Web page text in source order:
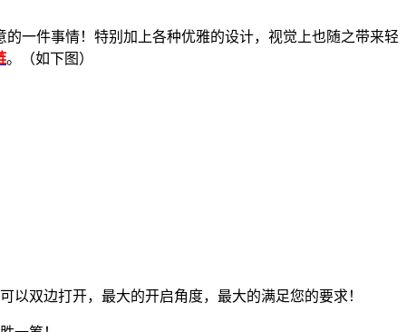
一件事情！特别加上各种优雅的设计，视觉上也随之带来轻
。（如下图）
以双边打开，最大的开启角度，最大的满足您的要求！